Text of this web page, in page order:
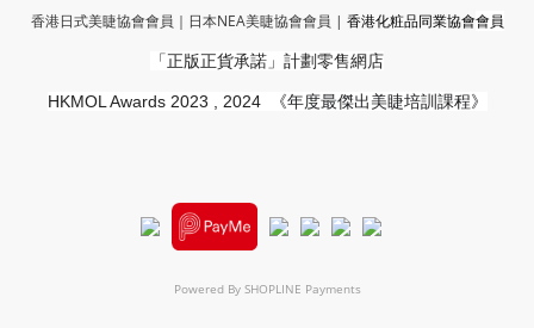
香港日式美睫協會會員｜ 日本NEA美睫協會會員 | 香港化粧品同業協會會員
「正版正貨承諾」 計劃零售網店
HKMOL Awards 2023 , 2024 《年度最傑出美睫培訓課程》
Powered By SHOPLINE Payments